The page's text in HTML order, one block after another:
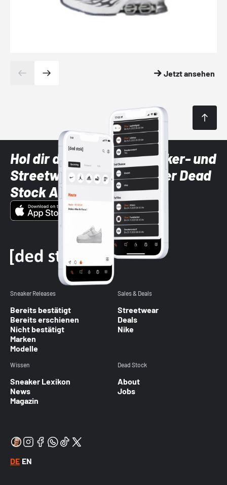
Jetzt ansehen
Hol dir die neuesten Sneaker- und
Streetwear-Brands mit der Dead
Stock App
Sneaker Releases
Bereits bestätigt
Bereits erschienen
Nicht bestätigt
Marken
Modelle
Sales & Deals
Streetwear
Deals
Nike
Wissen
Sneaker Lexikon
News
Magazin
Dead Stock
About
Jobs
DE EN